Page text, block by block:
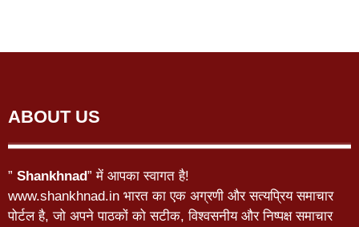
ABOUT US
” Shankhnad” में आपका स्वागत है!
www.shankhnad.in भारत का एक अग्रणी और सत्यप्रिय समाचार
पोर्टल है, जो अपने पाठकों को सटीक, विश्वसनीय और निष्पक्ष समाचार